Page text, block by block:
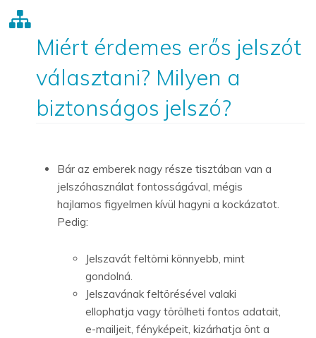
Miért érdemes erős jelszót
választani? Milyen a
biztonságos jelszó?
Bár az emberek nagy része tisztában van a
jelszóhasználat fontosságával, mégis
hajlamos figyelmen kívül hagyni a kockázatot.
Pedig:
Jelszavát feltörni könnyebb, mint
gondolná.
Jelszavának feltörésével valaki
ellophatja vagy törölheti fontos adatait,
e-mailjeit, fényképeit, kizárhatja önt a